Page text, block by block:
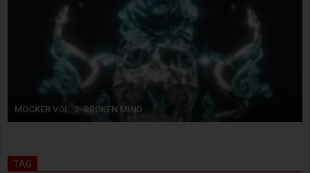
MOCKER VOL. 2. BROKEN MIND
TAG